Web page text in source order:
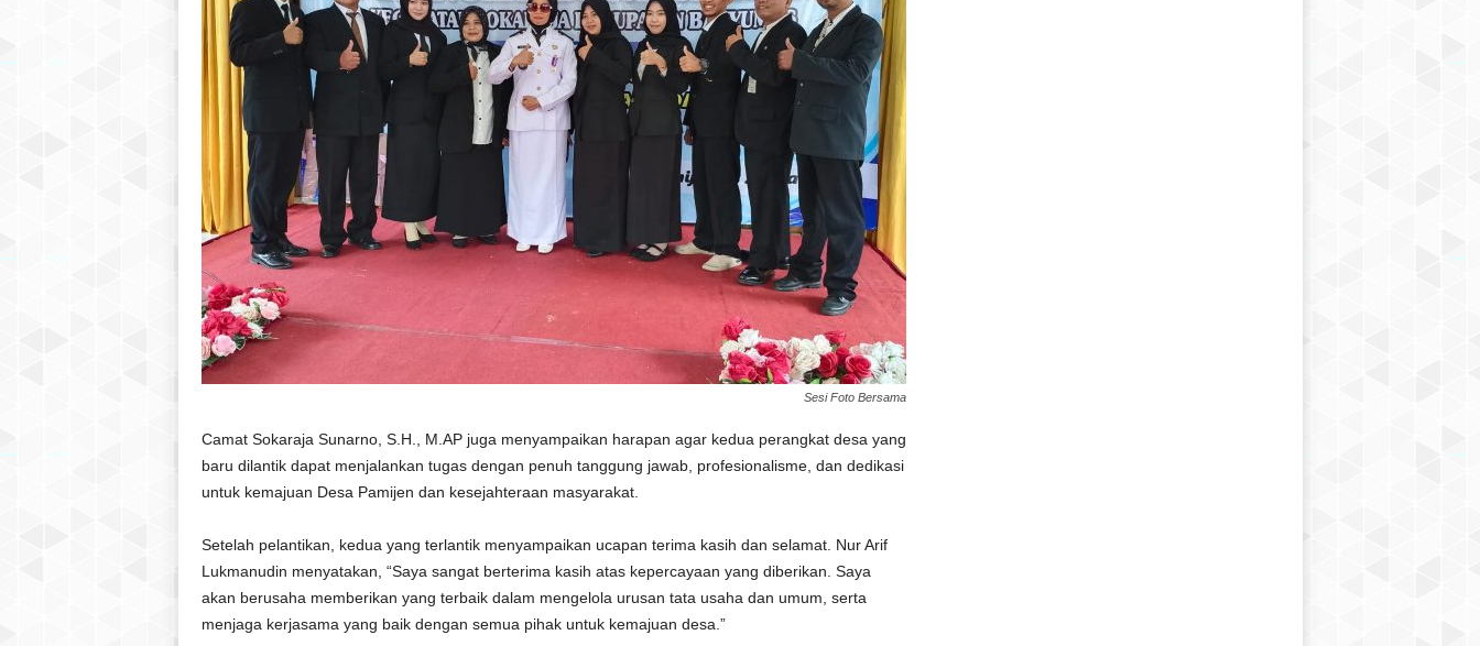
Sesi Foto Bersama
Camat Sokaraja Sunarno, S.H., M.AP juga menyampaikan harapan agar kedua perangkat desa yang
baru dilantik dapat menjalankan tugas dengan penuh tanggung jawab, profesionalisme, dan dedikasi
untuk kemajuan Desa Pamijen dan kesejahteraan masyarakat.
Setelah pelantikan, kedua yang terlantik menyampaikan ucapan terima kasih dan selamat. Nur Arif
Lukmanudin menyatakan, “Saya sangat berterima kasih atas kepercayaan yang diberikan. Saya
akan berusaha memberikan yang terbaik dalam mengelola urusan tata usaha dan umum, serta
menjaga kerjasama yang baik dengan semua pihak untuk kemajuan desa.”